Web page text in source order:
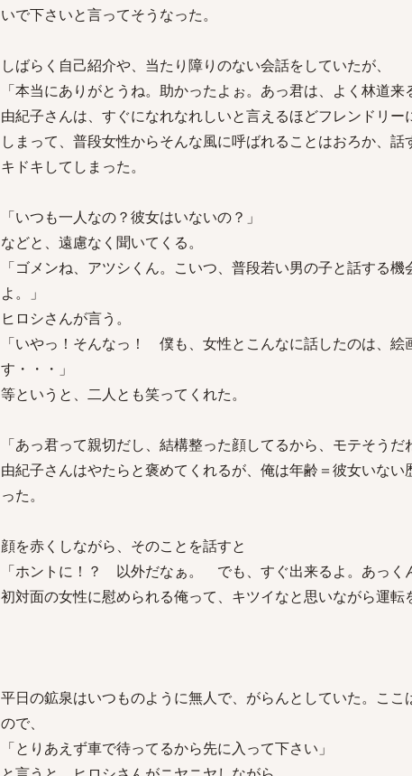
いで下さいと言ってそうなった。
しばらく自己紹介や、当たり障りのない会話をしていたが、
「本当にありがとうね。助かったよぉ。あっ君は、よく林道来
由紀子さんは、すぐになれなれしいと言えるほどフレンドリ
しまって、普段女性からそんな風に呼ばれることはおろか、
キドキしてしまった。
「いつも一人なの？彼女はいないの？」
などと、遠慮なく聞いてくる。
「ゴメンね、アツシくん。こいつ、普段若い男の子と話する
よ。」
ヒロシさんが言う。
「いやっ！そんなっ！ 僕も、女性とこんなに話したのは、
す・・・」
等というと、二人とも笑ってくれた。
「あっ君って親切だし、結構整った顔してるから、モテそうだ
由紀子さんはやたらと褒めてくれるが、俺は年齢＝彼女いな
った。
顔を赤くしながら、そのことを話すと
「ホントに！？ 以外だなぁ。 でも、すぐ出来るよ。あっく
初対面の女性に慰められる俺って、キツイなと思いながら運転
平日の鉱泉はいつものように無人で、がらんとしていた。こ
ので、
「とりあえず車で待ってるから先に入って下さい」